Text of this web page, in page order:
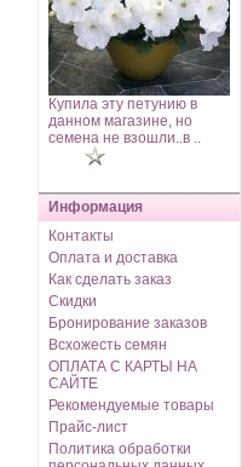
Купила эту петунию в
данном магазине, но
семена не взошли..в ..
Информация
Контакты
Оплата и доставка
Как сделать заказ
Скидки
Бронирование заказов
Всхожесть семян
ОПЛАТА С КАРТЫ НА
САЙТЕ
Рекомендуемые товары
Прайс-лист
Политика обработки